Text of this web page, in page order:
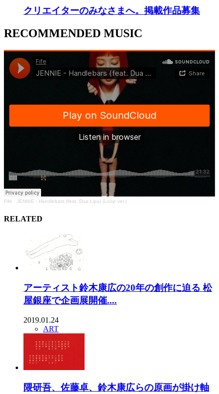
クリエイターのみなさまへ。掲載作品募集
RECOMMENDED MUSIC
Fife · JENNIE - Handlebars (feat. Dua Lipa) (Loop ver.)
RELATED
アーティスト鈴木康広の20年の創作に迫る 松
屋銀座で企画展開催....
2019.01.24
ART
隈研吾、佐藤卓、鈴木康広らの原画が掛け軸